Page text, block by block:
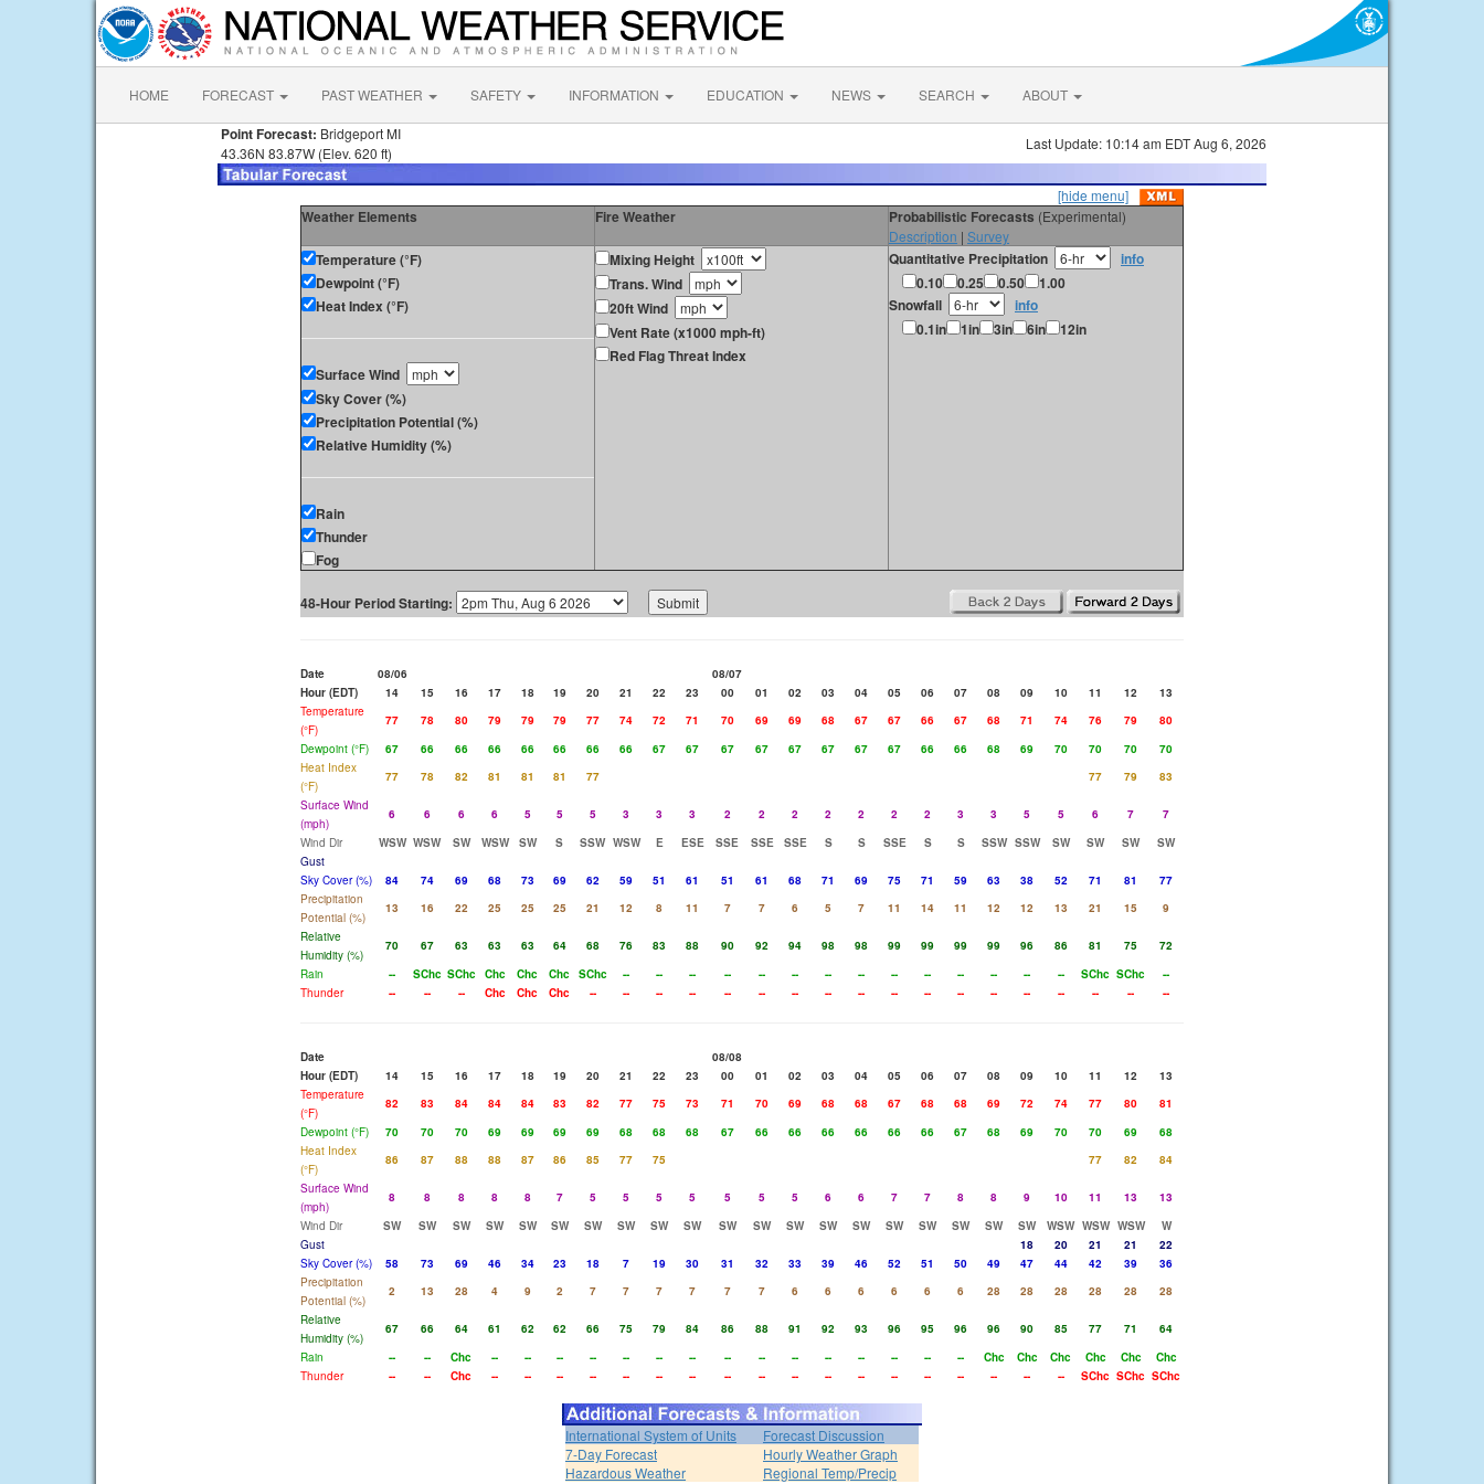
HOME FORECAST PAST WEATHER SAFETY INFORMATION EDUCATION NEWS SEARCH ABOUT
Point Forecast: Bridgeport MI
43.36N 83.87W (Elev. 620 ft)
Last Update: 10:14 am EDT Aug 6, 2026
[hide menu]
Weather Elements Fire Weather Probabilistic Forecasts (Experimental)
Description | Survey
Temperature (°F)
Dewpoint (°F)
Heat Index (°F)
Surface Wind
Sky Cover (%)
Precipitation Potential (%)
Relative Humidity (%)
Rain
Thunder
Fog
Mixing Height
Trans. Wind
20ft Wind
Vent Rate (x1000 mph-ft)
Red Flag Threat Index
Quantitative Precipitation
info
0.10
0.25 0.50
1.00
Snowfall
info
0.1in
1in 3in 6in 12in
48-Hour Period Starting:
Date 08/06
08/07
Hour (EDT)
14 15 16 17 18 19 20 21 22 23 00 01 02 03 04 05 06 07 08 09 10 11 12
13
Temperature
(°F)
77 78 80 79 79 79 77 74 72 71 70 69 69 68 67 67 66 67 68 71 74 76 79
80
Dewpoint (°F)
67 66 66 66 66 66 66 66 67 67 67 67 67 67 67 67 66 66 68 69 70 70 70
70
Heat Index
(°F)
77 78 82 81 81 81 77 77 79
83
Surface Wind
(mph)
6 6 6 6 5 5 5 3 3 3 2 2 2 2 2 2 2 3 3 5 5 6 7
7
Wind Dir
WSW WSW SW WSW SW S SSW WSW E ESE SSE SSE SSE S S SSE S S SSW SSW SW SW SW
SW
Gust
Sky Cover (%)
84 74 69 68 73 69 62 59 51 61 51 61 68 71 69 75 71 59 63 38 52 71 81
77
Precipitation
Potential (%)
13 16 22 25 25 25 21 12 8 11 7 7 6 5 7 11 14 11 12 12 13 21 15
9
Relative
Humidity (%)
70 67 63 63 63 64 68 76 83 88 90 92 94 98 98 99 99 99 99 96 86 81 75
72
Rain
-- SChc SChc Chc Chc Chc SChc -- -- -- -- -- -- -- -- -- -- -- -- -- -- SChc SChc
--
Thunder
-- -- -- Chc Chc Chc -- -- -- -- -- -- -- -- -- -- -- -- -- -- -- -- -- --
Date
08/08
Hour (EDT)
14 15 16 17 18 19 20 21 22 23 00 01 02 03 04 05 06 07 08 09 10 11 12
13
Temperature
(°F)
82 83 84 84 84 83 82 77 75 73 71 70 69 68 68 67 68 68 69 72 74 77 80
81
Dewpoint (°F)
70 70 70 69 69 69 69 68 68 68 67 66 66 66 66 66 66 67 68 69 70 70 69
68
Heat Index
(°F)
86 87 88 88 87 86 85 77 75 77 82
84
Surface Wind
(mph)
8 8 8 8 8 7 5 5 5 5 5 5 5 6 6 7 7 8 8 9 10 11 13
13
Wind Dir
SW SW SW SW SW SW SW SW SW SW SW SW SW SW SW SW SW SW SW SW WSW WSW WSW
W
Gust
18 20 21 21
22
Sky Cover (%)
58 73 69 46 34 23 18 7 19 30 31 32 33 39 46 52 51 50 49 47 44 42 39
36
Precipitation
Potential (%)
2 13 28 4 9 2 7 7 7 7 7 7 6 6 6 6 6 6 28 28 28 28 28
28
Relative
Humidity (%)
67 66 64 61 62 62 66 75 79 84 86 88 91 92 93 96 95 96 96 90 85 77 71
64
Rain
-- -- Chc -- -- -- -- -- -- -- -- -- -- -- -- -- -- -- Chc Chc Chc Chc Chc
Chc
Thunder
-- -- Chc -- -- -- -- -- -- -- -- -- -- -- -- -- -- -- -- -- -- SChc SChc SChc
International System of Units
Forecast Discussion
7-Day Forecast
Hourly Weather Graph
Hazardous Weather
Regional Temp/Precip